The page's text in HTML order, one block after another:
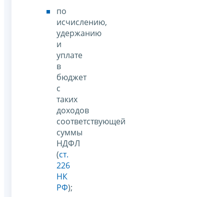
по
исчислению,
удержанию
и
уплате
в
бюджет
с
таких
доходов
соответствующей
суммы
НДФЛ
(ст.
226
НК
РФ);